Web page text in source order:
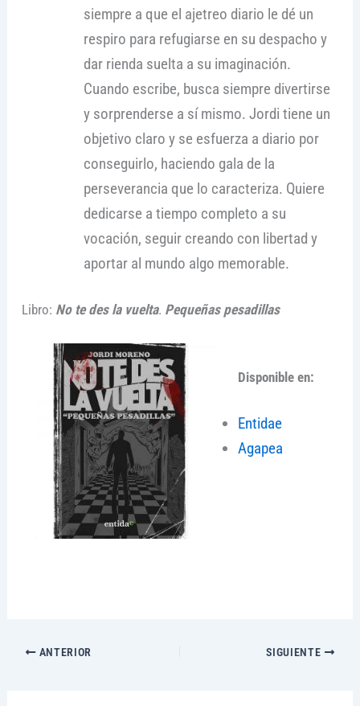
siempre a que el ajetreo diario le dé un
respiro para refugiarse en su despacho y
dar rienda suelta a su imaginación.
Cuando escribe, busca siempre divertirse
y sorprenderse a sí mismo. Jordi tiene un
objetivo claro y se esfuerza a diario por
conseguirlo, haciendo gala de la
perseverancia que lo caracteriza. Quiere
dedicarse a tiempo completo a su
vocación, seguir creando con libertad y
aportar al mundo algo memorable.
Libro: No te des la vuelta. Pequeñas pesadillas
Disponible en:
Entidae
Agapea
ANTERIOR SIGUIENTE